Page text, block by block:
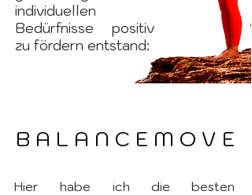
individuellen
Bedürfnisse positiv
zu fördern entstand: ​
B A L A N C E M O V E
B A L A N C E M O V E
Hier habe ich die besten